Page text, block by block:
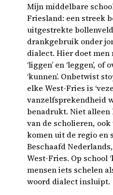
Mijn middelbare
Friesland: een streek
uitgestrekte
drankgebruik onder
dialect. Hier doet
‘liggen’ en ‘leggen’, of
‘kunnen’. Onbetwist
elke West-Fries is
vanzelfsprekendheid
benadrukt. Niet alleen
van de scholieren,
komen uit de regio en
Beschaafd
West-Fries. Op school
mensen iets schelen
woord dialect insluipt.